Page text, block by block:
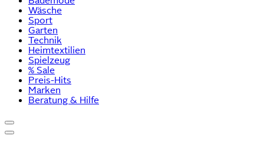
Wäsche
Sport
Garten
Technik
Heimtextilien
Spielzeug
% Sale
Preis-Hits
Marken
Beratung & Hilfe